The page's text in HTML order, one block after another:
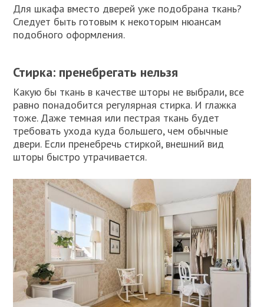
Для шкафа вместо дверей уже подобрана ткань?
Следует быть готовым к некоторым нюансам
подобного оформления.
Стирка: пренебрегать нельзя
Какую бы ткань в качестве шторы не выбрали, все
равно понадобится регулярная стирка. И глажка
тоже. Даже темная или пестрая ткань будет
требовать ухода куда большего, чем обычные
двери. Если пренебречь стиркой, внешний вид
шторы быстро утрачивается.